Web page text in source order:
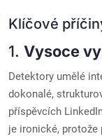
Klíčové
1. Vysoce
Detektory umělé
dokonalé,
příspěvcích
je ironické, protože